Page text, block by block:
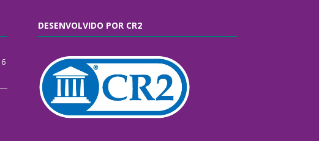
6
DESENVOLVIDO POR CR2